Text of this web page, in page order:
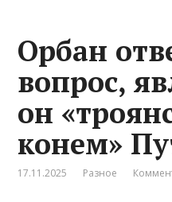
Орбан
вопрос,
он
конем»
17.11.2025 Разное